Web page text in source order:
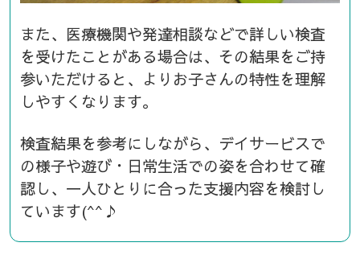
また、医療機関や発達相談などで詳しい検査
を受けたことがある場合は、その結果をご持
参いただけると、よりお子さんの特性を理解
しやすくなります。
検査結果を参考にしながら、デイサービスで
の様子や遊び・日常生活での姿を合わせて確
認し、一人ひとりに合った支援内容を検討し
ています(^^♪